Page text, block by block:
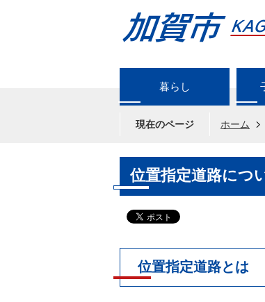
暮らし
現在のページ ホーム
位置指定道路につ
位置指定道路とは